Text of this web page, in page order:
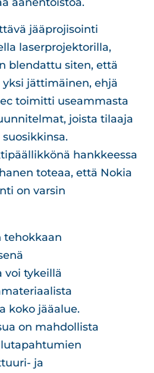
jääprojisointi
laserprojektorilla,
blendattu siten, että
jättimäinen, ehjä
toimitti useammasta
joista tilaaja
hankkeessa
toteaa, että Nokia
on varsin
tehokkaan
voi tykeillä
koko jääalue.
on mahdollista
ja